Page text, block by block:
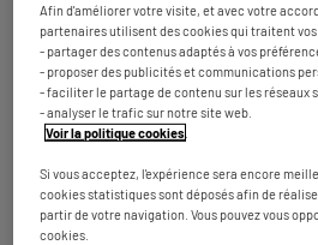
Numéro
4
20.46
km
ELECTRO DEPOT
2 avenue Salvador
91160 Saulx-les-
Afin d'améliorer votre visite, et avec votre
partenaires utilisent des cookies qui traitent
- partager des contenus adaptés à vos
- proposer des publicités et communications
- faciliter le partage de contenu sur les réseaux
- analyser le trafic sur notre site web.
Voir la politique cookies
Si vous acceptez, l'expérience sera encore
cookies statistiques sont déposés afin de
partir de votre navigation. Vous pouvez vous
cookies.